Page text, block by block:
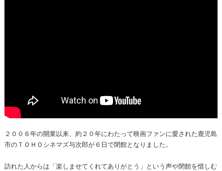
２００６年の開業以来、約２０年にわたって映画ファンに愛された鹿児島
市のＴＯＨＯシネマズ与次郎が６日で閉館となりました。
訪れた人からは「楽しませてくれてありがとう」という声や閉館を惜しむ